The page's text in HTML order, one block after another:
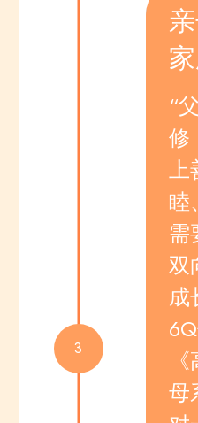
“
修
上
睦
需
双
成
母
3